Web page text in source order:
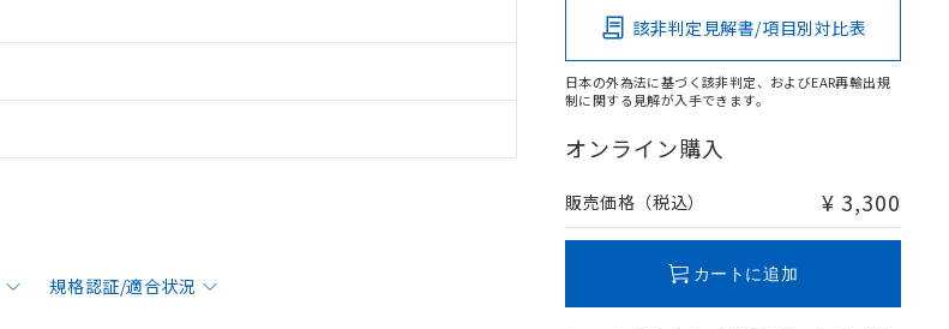
規格認証/適合状況
該非判定見解書/項目別対比表
日本の外為法に基づく該非判定、およびEAR再輸出規
制に関する見解が入手できます。
オンライン購入
販売価格（税込） ¥ 3,300
カートに追加